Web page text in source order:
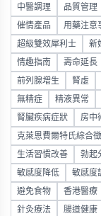
中醫調理 品質管理
催情產品 用藥注意
超級雙效犀利士 新
情趣指南 壽命延長
前列腺增生 腎虛
無精症 精液異常
腎臟疾病症狀 房中
克萊恩費爾特氏綜合徵
生活習慣改善 勃起
敏感度降低 敏感度
避免食物 香港醫療
針灸療法 腸道健康